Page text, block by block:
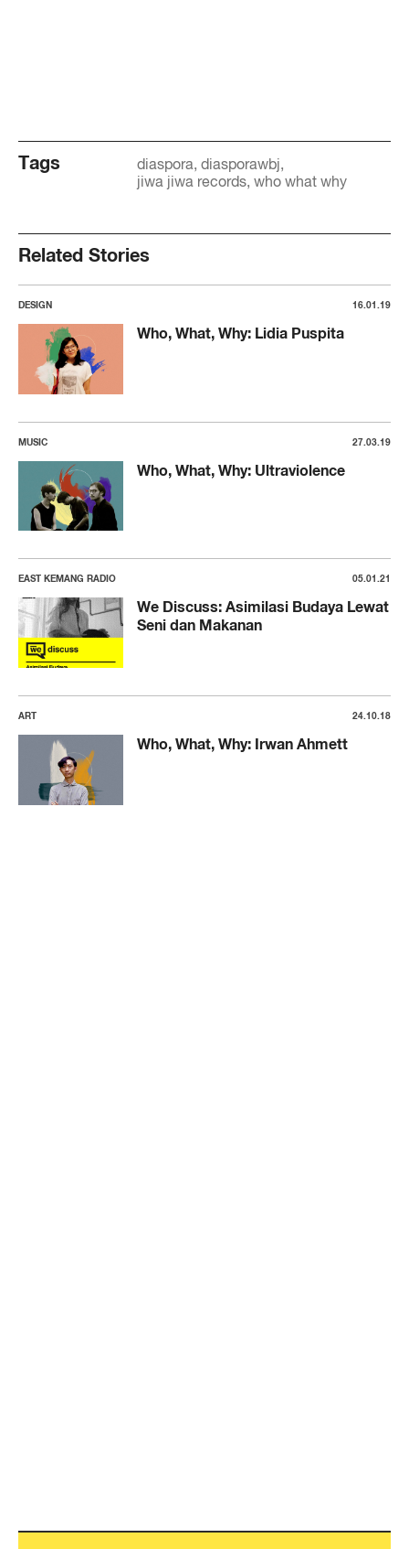
Tags diaspora diasporawbj
jiwa jiwa records who what why
Related Stories
DESIGN 16.01.19
Who, What, Why: Lidia Puspita
MUSIC 27.03.19
Who, What, Why: Ultraviolence
EAST KEMANG RADIO 05.01.21
We Discuss: Asimilasi Budaya Lewat
Seni dan Makanan
ART 24.10.18
Who, What, Why: Irwan Ahmett